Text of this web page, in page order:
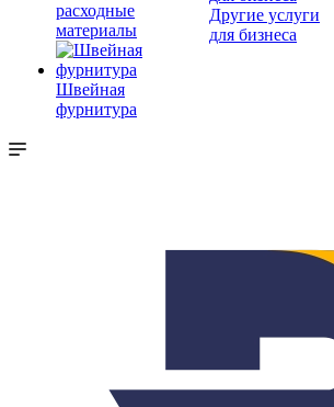
расходные
материалы
Швейная
фурнитура
Другие услуги
для бизнеса